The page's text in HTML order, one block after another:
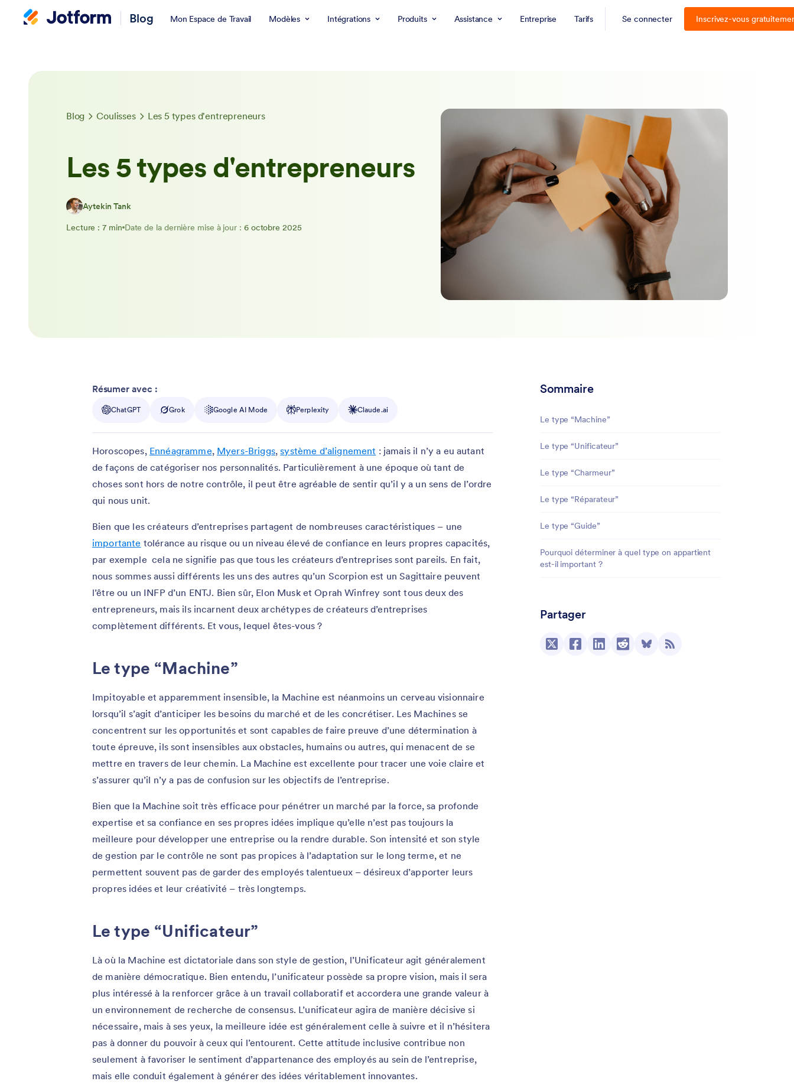
Blog Mon Espace de Travail Modèles Intégrations Produits Assistance Entreprise Tarifs Se connecter Inscrivez-vous
Blog Coulisses Les 5 types d'entrepreneurs
Les 5 types d'entrepreneurs
Aytekin Tank
Lecture : 7 min Date de la dernière mise à jour : 6 octobre 2025
Sommaire
Le type “Machine”
Le type “Unificateur”
Le type “Charmeur”
Le type “Réparateur”
Le type “Guide”
Pourquoi déterminer à quel type on appartient
est-il important ?
Partager
Résumer avec :
ChatGPT Grok Google AI Mode Perplexity Claude.ai
Horoscopes, Ennéagramme, Myers-Briggs,système d’alignement : jamais il n’y a eu autant
de façons de catégoriser nos personnalités. Particulièrement à une époque où tant de
choses sont hors de notre contrôle, il peut être agréable de sentir qu’il y a un sens de l’ordre
qui nous unit.
Bien que les créateurs d’entreprises partagent de nombreuses caractéristiques – une
importante tolérance au risque ou un niveau élevé de confiance en leurs propres capacités,
par exemple cela ne signifie pas que tous les créateurs d’entreprises sont pareils. En fait,
nous sommes aussi différents les uns des autres qu’un Scorpion est un Sagittaire peuvent
l’être ou un INFP d’un ENTJ. Bien sûr, Elon Musk et Oprah Winfrey sont tous deux des
entrepreneurs, mais ils incarnent deux archétypes de créateurs d’entreprises
complètement différents. Et vous, lequel êtes-vous ?
Le type “Machine”
Impitoyable et apparemment insensible, la Machine est néanmoins un cerveau visionnaire
lorsqu’il s’agit d’anticiper les besoins du marché et de les concrétiser. Les Machines se
concentrent sur les opportunités et sont capables de faire preuve d’une détermination à
toute épreuve, ils sont insensibles aux obstacles, humains ou autres, qui menacent de se
mettre en travers de leur chemin. La Machine est excellente pour tracer une voie claire et
s’assurer qu’il n’y a pas de confusion sur les objectifs de l’entreprise.
Bien que la Machine soit très efficace pour pénétrer un marché par la force, sa profonde
expertise et sa confiance en ses propres idées implique qu’elle n’est pas toujours la
meilleure pour développer une entreprise ou la rendre durable. Son intensité et son style
de gestion par le contrôle ne sont pas propices à l’adaptation sur le long terme, et ne
permettent souvent pas de garder des employés talentueux – désireux d’apporter leurs
propres idées et leur créativité – très longtemps.
Le type “Unificateur”
Là où la Machine est dictatoriale dans son style de gestion, l’Unificateur agit généralement
de manière démocratique. Bien entendu, l’unificateur possède sa propre vision, mais il sera
plus intéressé à la renforcer grâce à un travail collaboratif et accordera une grande valeur à
un environnement de recherche de consensus. L’unificateur agira de manière décisive si
nécessaire, mais à ses yeux, la meilleure idée est généralement celle à suivre et il n’hésitera
pas à donner du pouvoir à ceux qui l’entourent. Cette attitude inclusive contribue non
seulement à favoriser le sentiment d’appartenance des employés au sein de l’entreprise,
mais elle conduit également à générer des idées véritablement innovantes.